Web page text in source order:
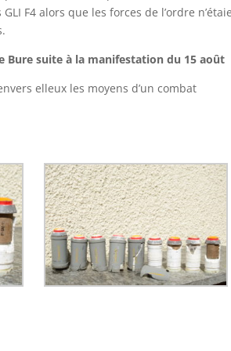
F4 alors que les forces de l’ordre
Bure suite à la manifestation du 15 août
elleux les moyens d’un combat